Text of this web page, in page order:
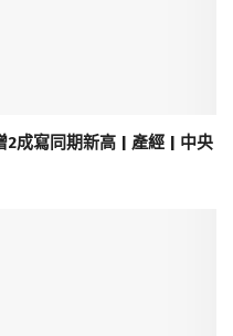
成寫同期新高 | 產經 | 中央